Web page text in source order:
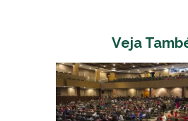
Veja